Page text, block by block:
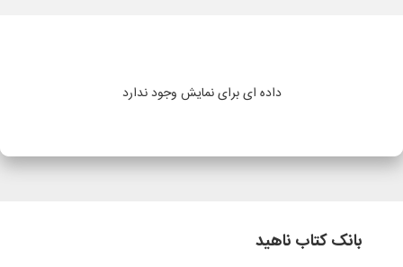
داده ای برای نمایش وجود ندارد
بانک کتاب ناهید